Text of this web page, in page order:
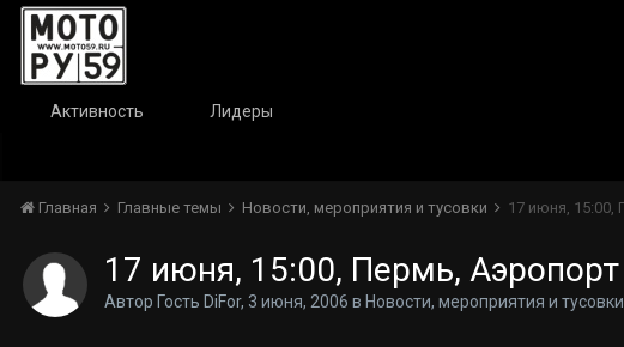
Активность Лидеры
Главная Главные темы Новости, мероприятия и тусовки 17 июня, 15:00,
17 июня, 15:00, Пермь, Аэропорт
Автор Гость DiFor, 3 июня, 2006 в Новости, мероприятия и тусовки